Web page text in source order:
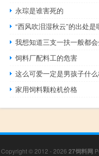
永琮是谁害死的
“西风吹泪湿秋云”的出处是
我想知道三支一扶一般都
饲料厂配料工的危害
家用饲料颗粒机价格
Copyright © 2012 - 2026 27饲料网